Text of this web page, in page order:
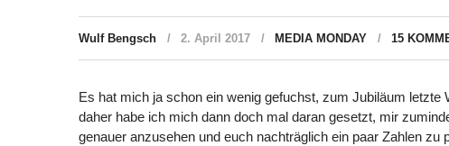
Wulf Bengsch 2. April 2017 MEDIA MONDAY 15
Es hat mich ja schon ein wenig gefuchst, zum Jubiläum
daher habe ich mich dann doch mal daran gesetzt, mir
genauer anzusehen und euch nachträglich ein paar Zahlen